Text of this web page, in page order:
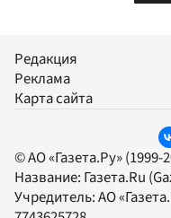
Редакция
Реклама
Карта сайта
© АО «Газета.Ру»
Название: Газета.Ru
Учредитель:АО